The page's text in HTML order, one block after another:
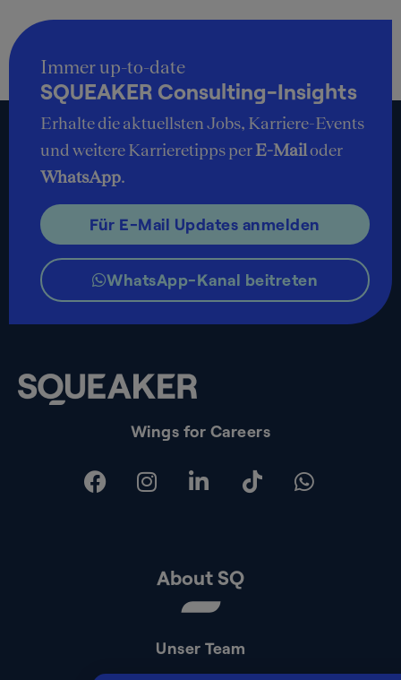
Wings for Careers
About SQ
Unser Team
Immer up-to-date
SQUEAKER Consulting-Insights
Erhalte die aktuellsten Jobs, Karriere-Events
und weitere Karrieretipps perE-Mailoder
WhatsApp.
Für E-Mail Updates anmelden
WhatsApp-Kanal beitreten